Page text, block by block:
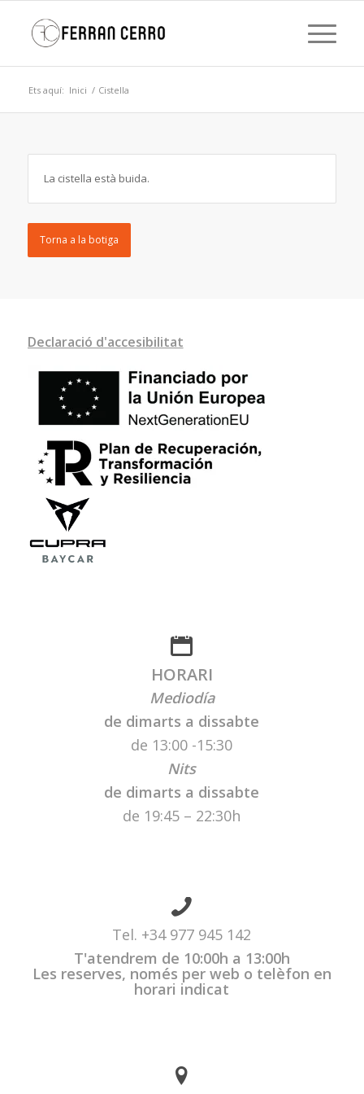
Ets aquí: Inici / Cistella
La cistella està buida.
Torna a la botiga
Declaració d'accesibilitat
HORARI
Mediodía
de dimarts a dissabte
de 13:00 -15:30
Nits
de dimarts a dissabte
de 19:45 – 22:30h
Tel. +34 977 945 142
T'atendrem de 10:00h a 13:00h
Les reserves, només per web o telèfon en
horari indicat